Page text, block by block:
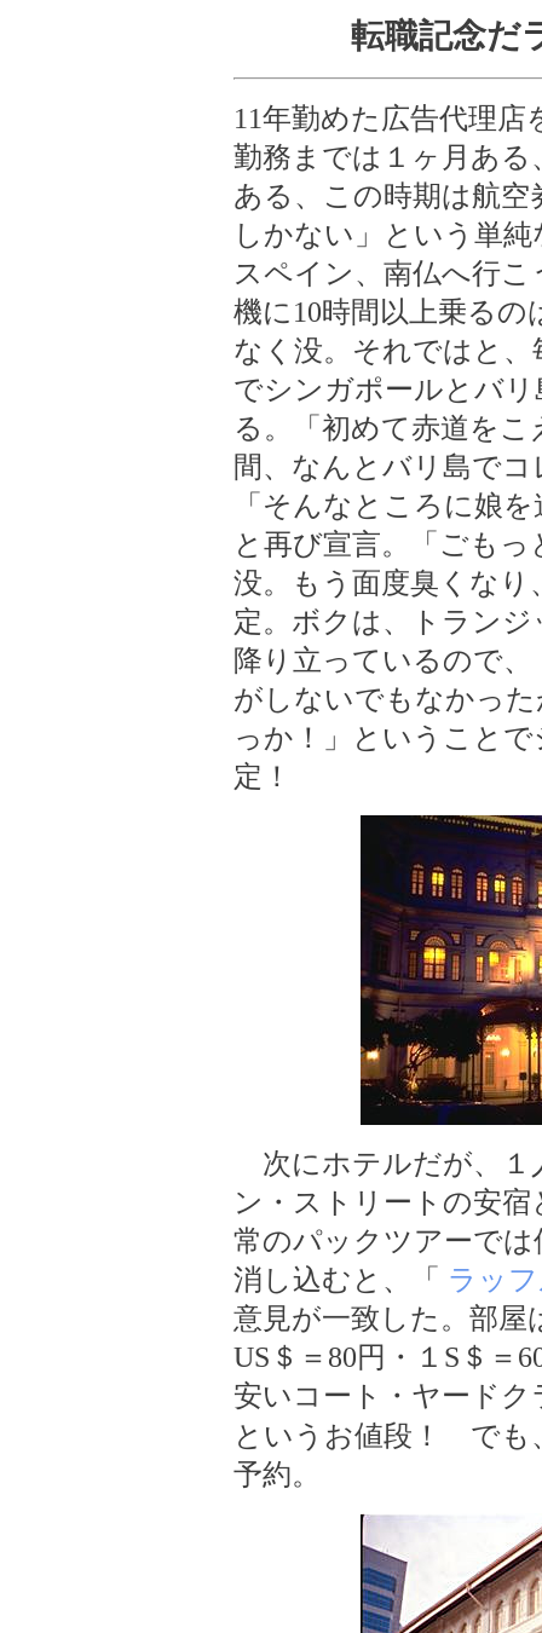
転職記念だ
11年勤めた広告代理
勤務までは１ヶ月あ
ある、この時期は航
しかない」という単
スペイン、南仏へ行
機に10時間以上乗る
なく没。それではと、
でシンガポールとバ
る。「初めて赤道を
間、なんとバリ島で
「そんなところに娘
と再び宣言。「ごも
没。もう面度臭くな
定。ボクは、トラン
降り立っているので
がしないでもなかっ
っか！」ということ
定！
次にホテルだが、１
ン・ストリートの安
常のパックツアーで
消し込むと、「 ラッ
意見が一致した。部屋
US＄＝80円・１S＄＝
安いコート・ヤードク
というお値段！ でも
予約。